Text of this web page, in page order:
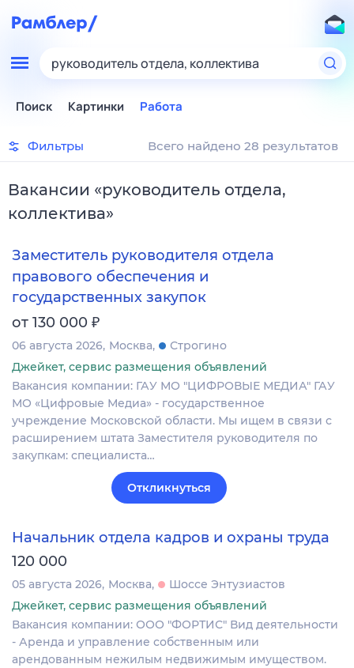
руководитель отдела, коллектива
Поиск Картинки Работа
Фильтры Всего найдено 28 результатов
Вакансии «руководитель отдела,
коллектива»
Заместитель руководителя отдела
правового обеспечения и
государственных закупок
от 130 000 ₽
06 августа 2026 Москва
Строгино
Джейкет, сервис размещения объявлений
Вакансия компании: ГАУ МО "ЦИФРОВЫЕ МЕДИА" ГАУ
МО «Цифровые Медиа» - государственное
учреждение Московской области. Мы ищем в связи с
расширением штата Заместителя руководителя по
закупкам: специалиста…
Откликнуться
Начальник отдела кадров и охраны труда
120 000
05 августа 2026 Москва
Шоссе Энтузиастов
Джейкет, сервис размещения объявлений
Вакансия компании: ООО "ФОРТИС" Вид деятельности
- Аренда и управление собственным или
арендованным нежилым недвижимым имуществом.